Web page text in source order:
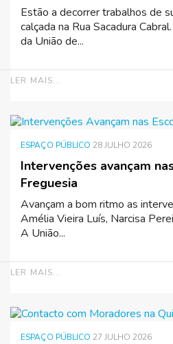
Estão a decorrer trabalhos de
calçada na Rua Sacadura
da União de...
LER MAIS...
Intervenções avançam
Freguesia
ESPAÇO PÚBLICO 28 JULHO 2026
Avançam a bom ritmo as
Amélia Vieira Luís, Narcisa
A União...
LER MAIS...
ESPAÇO PÚBLICO 27 JULHO 2026